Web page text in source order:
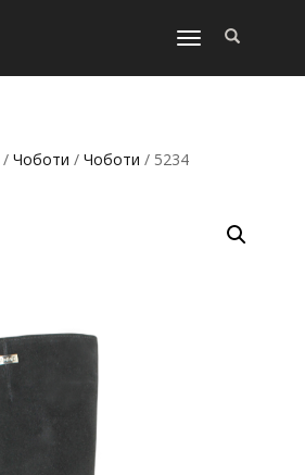
TOGGLE
/ Чоботи / Чоботи / 5234